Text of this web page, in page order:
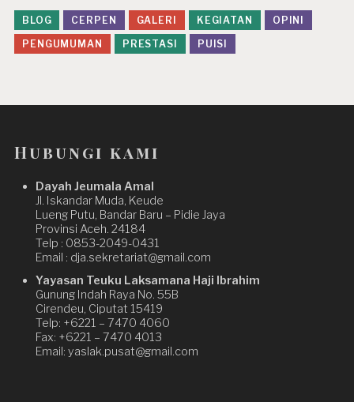
BLOG CERPEN GALERI KEGIATAN
OPINI
PENGUMUMAN
PRESTASI PUISI
Hubungi kami
Dayah Jeumala Amal
Jl. Iskandar Muda, Keude
Lueng Putu, Bandar Baru – Pidie Jaya
Provinsi Aceh. 24184
Telp : 0853-2049-0431
Email : dja.sekretariat@gmail.com
Yayasan Teuku Laksamana Haji Ibrahim
Gunung Indah Raya No. 55B
Cirendeu, Ciputat 15419
Telp: +6221 – 7470 4060
Fax: +6221 – 7470 4013
Email: yaslak.pusat@gmail.com